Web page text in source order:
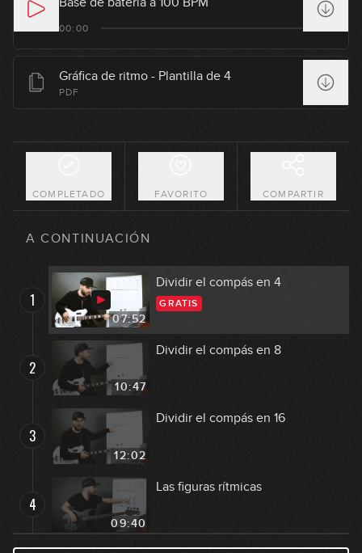
00:00
Gráfica de ritmo - Plantilla de 4
PDF
COMPLETADO FAVORITO COMPARTIR
A CONTINUACIÓN
1
07:52
Dividir el compás en 4
GRATIS
2
10:47
Dividir el compás en 8
3
12:02
Dividir el compás en 16
4
09:40
Las figuras rítmicas